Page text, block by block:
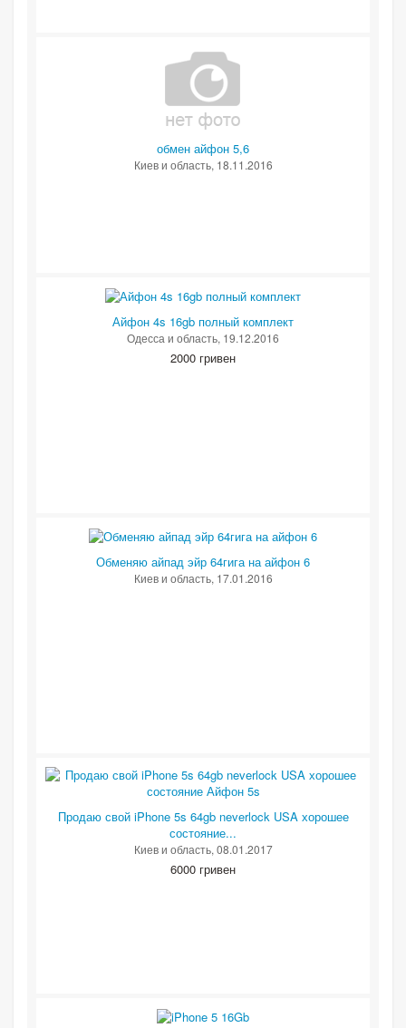
обмен айфон 5,6
Киев и область, 18.11.2016
Айфон 4s 16gb полный комплект
Одесса и область, 19.12.2016
2000 гривен
Обменяю айпад эйр 64гига на айфон 6
Киев и область, 17.01.2016
Продаю свой iPhone 5s 64gb neverlock USA хорошее
состояние...
Киев и область, 08.01.2017
6000 гривен